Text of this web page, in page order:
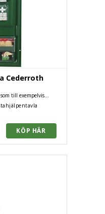
Cederroth
till exempelvis